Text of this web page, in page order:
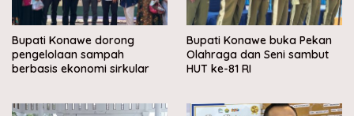
Bupati Konawe dorong
pengelolaan sampah
berbasis ekonomi sirkular
Bupati Konawe buka Pekan
Olahraga dan Seni sambut
HUT ke-81 RI